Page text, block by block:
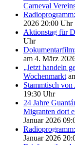
Carneval
2026 20:00 Uhr
Aktionstag für
Uhr
am 4. März
„Jetzt handeln
Wochenmarkt
Stammtisch
19:30 Uhr
24 Jahre
Migranten dort
Januar 2026
Januar 2026